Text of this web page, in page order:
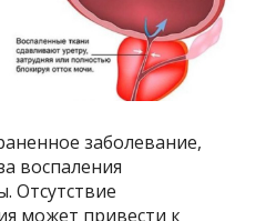
заболевание,
воспаления
Отсутствие
может привести к